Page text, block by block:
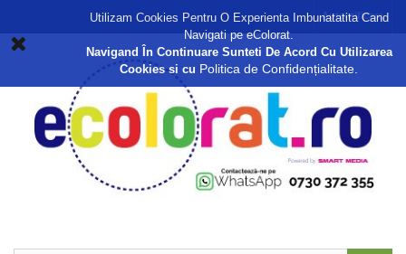
Autentificare
Utilizam Cookies Pentru O Experienta Imbunatatita Cand
Navigati pe eColorat.
Navigand În Continuare Sunteti De Acord Cu Utilizarea
Cookies si cu Politica de Confidențialitate.